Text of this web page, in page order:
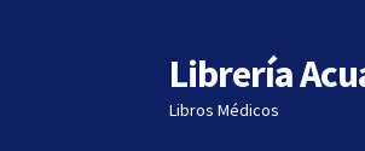
Ir
a
la
Ir
al
contenido
Librería
Libros Médicos